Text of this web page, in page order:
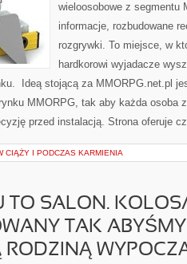
wieloosobowe z segmentu
informacje, rozbudowane
rozgrywki. To miejsce, w
hardkorowi wyjadacze
Ideą stojącą za MMORPG.net.pl
MMORPG, tak aby każda osoba
przed instalacją. Strona oferuje
CIĄŻY I PODCZAS KARMIENIA
TO SALON.
TAK
RODZINĄ